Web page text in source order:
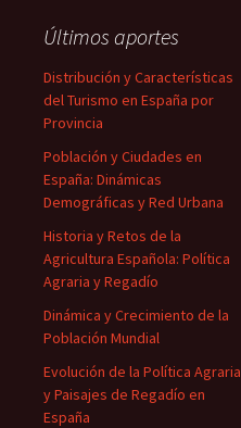
Últimos aportes
Distribución y Características
del Turismo en España por
Provincia
Población y Ciudades en
España: Dinámicas
Demográficas y Red Urbana
Historia y Retos de la
Agricultura Española: Política
Agraria y Regadío
Dinámica y Crecimiento de la
Población Mundial
Evolución de la Política Agraria
y Paisajes de Regadío en
España